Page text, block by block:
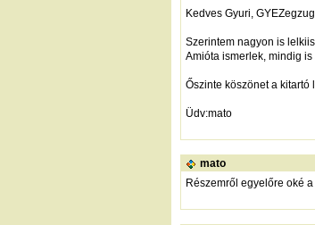
Kedves Gyuri,
Szerintem nagyon is
Amióta ismerlek, mindig
Őszinte köszönet a
Üdv:mato
mato
Részemről egyelőre oké